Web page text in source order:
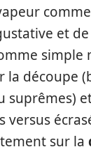
et
simple
la découpe
suprêmes)
versus
sur la